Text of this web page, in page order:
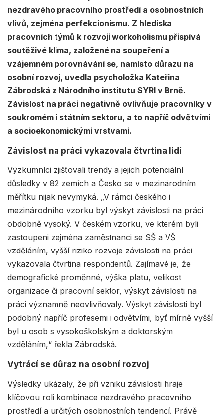
nezdravého pracovního prostředí a osobnostních
vlivů, zejména perfekcionismu. Z hlediska
pracovních týmů k rozvoji workoholismu přispívá
soutěživé klima, založené na soupeření a
vzájemném porovnávání se, namísto důrazu na
osobní rozvoj, uvedla psycholožka Kateřina
Zábrodská z Národního institutu SYRI v Brně.
Závislost na práci negativně ovlivňuje pracovníky v
soukromém i státním sektoru, a to napříč odvětvími
a socioekonomickými vrstvami.
Závislost na práci vykazovala čtvrtina lidí
Výzkumníci zjišťovali trendy a jejich potenciální
důsledky v 82 zemích a Česko se v mezinárodním
měřítku nijak nevymyká. „V rámci českého i
mezinárodního vzorku byl výskyt závislosti na práci
obdobně vysoký. V českém vzorku, ve kterém byli
zastoupeni zejména zaměstnanci se SŠ a VŠ
vzděláním, vyšší riziko rozvoje závislosti na práci
vykazovala čtvrtina respondentů. Zajímavé je, že
demografické proměnné, výška platu, velikost
organizace či pracovní sektor, výskyt závislosti na
práci významně neovlivňovaly. Výskyt závislosti byl
podobný napříč profesemi i odvětvími, byť mírně vyšší
byl u osob s vysokoškolským a doktorským
vzděláním,“ řekla Zábrodská.
Vytrácí se důraz na osobní rozvoj
Výsledky ukázaly, že při vzniku závislosti hraje
klíčovou roli kombinace nezdravého pracovního
prostředí a určitých osobnostních tendencí. Právě